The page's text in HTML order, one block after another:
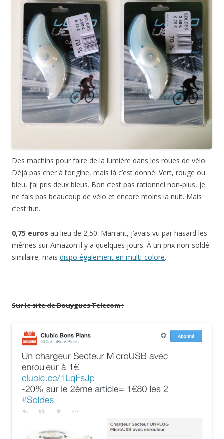
Des machins pour faire de la lumière dans les roues de vélo.
Déjà pas cher à l’origine, mais là c’est donné. Vert, rouge ou
bleu, j’ai pris deux bleus. Bon c’est pas rationnel non-plus, je
ne fais pas beaucoup de vélo et encore moins la nuit. Mais
c’est fun.
0,75 euros au lieu de 2,50. Marrant, j’avais vu par hasard les
mêmes sur Amazon il y a quelques jours. À un prix non-soldé
similaire, mais dispo également en multi-colore.
Sur le site de Bouygues Telecom :